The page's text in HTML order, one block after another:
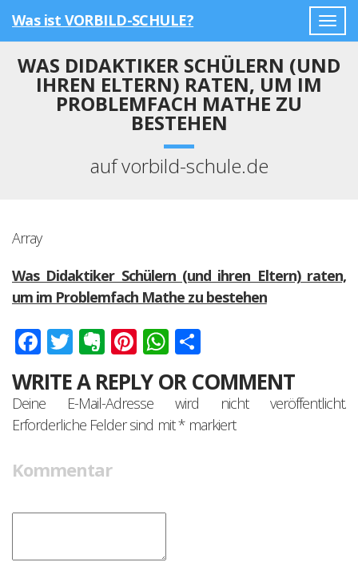
Was ist VORBILD-SCHULE?
WAS DIDAKTIKER SCHÜLERN (UND
IHREN ELTERN) RATEN, UM IM
PROBLEMFACH MATHE ZU
BESTEHEN
auf vorbild-schule.de
Array
Was Didaktiker Schülern (und ihren Eltern) raten,
um im Problemfach Mathe zu bestehen
Facebook
Twitter
Evernote
Pinterest
WhatsApp
WRITE A REPLY OR COMMENT
Deine E-Mail-Adresse wird nicht veröffentlicht.
Erforderliche Felder sind mit*markiert
Kommentar